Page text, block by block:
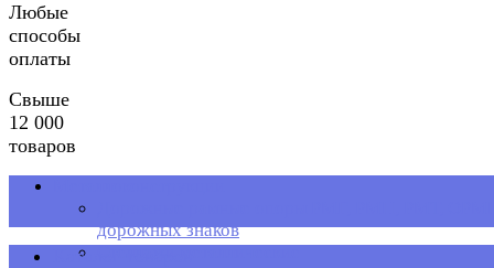
Любые
способы
оплаты
Свыше
12 000
товаров
дорожных знаков
Стеллажи металлические
Каталог товаров